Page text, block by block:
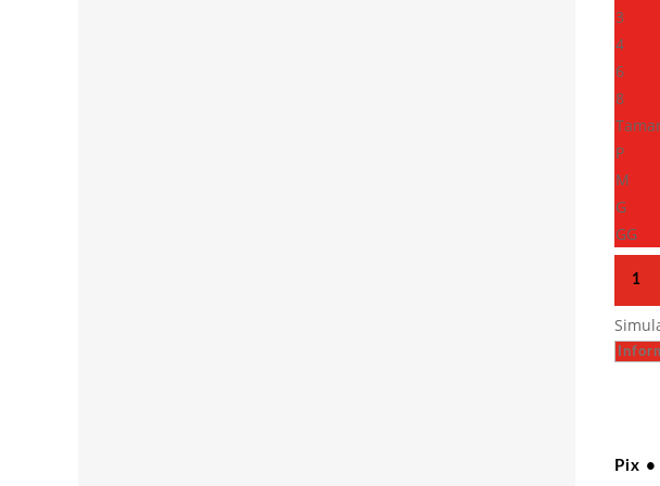
3
4
6
8
P
M
G
GG
Lute
como
Pix